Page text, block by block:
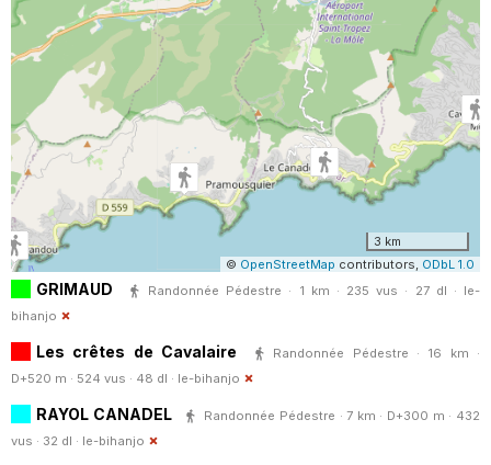
3 km
© OpenStreetMap contributors, ODbL 1.0
GRIMAUD Randonnée Pédestre · 1 km · 235 vus · 27 dl · le-
bihanjo
Les crêtes de Cavalaire
Randonnée Pédestre · 16 km ·
D+520 m · 524 vus · 48 dl · le-bihanjo
RAYOL CANADEL
Randonnée Pédestre · 7 km · D+300 m · 432
vus · 32 dl · le-bihanjo